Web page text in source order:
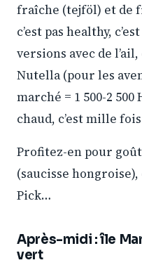
fraîche (tejföl) et de
c’est pas healthy,
versions avec de
Nutella (pour les
marché = 1 500-2 500
chaud, c’est mille
Profitez-en pour
(saucisse
Pick…
Après-midi : île
vert